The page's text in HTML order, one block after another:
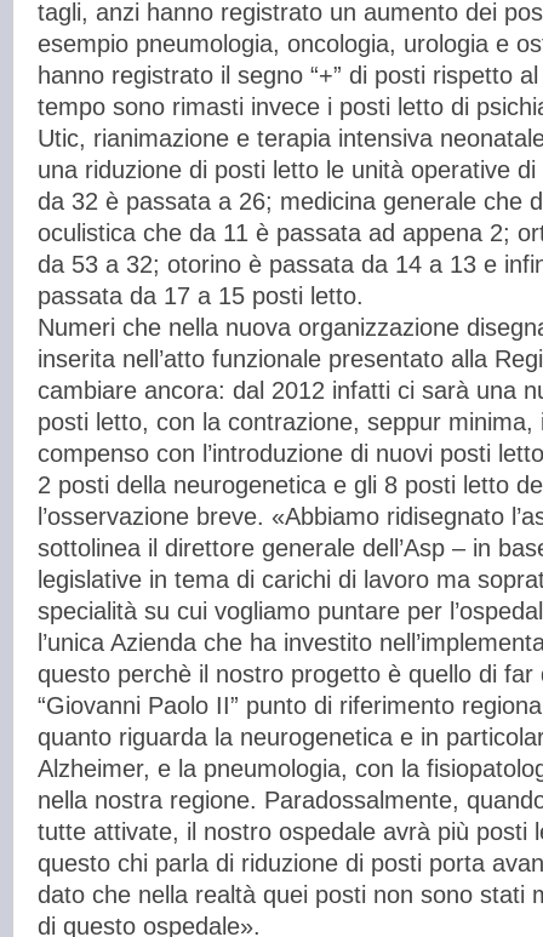
tagli, anzi hanno registrato un aumento dei
esempio pneumologia, oncologia, urologia e
hanno registrato il segno “+” di posti rispetto
tempo sono rimasti invece i posti letto di
Utic, rianimazione e terapia intensiva
una riduzione di posti letto le unità operative
da 32 è passata a 26; medicina generale che
oculistica che da 11 è passata ad appena 2;
da 53 a 32; otorino è passata da 14 a 13 e
passata da 17 a 15 posti letto.
Numeri che nella nuova organizzazione
inserita nell’atto funzionale presentato alla
cambiare ancora: dal 2012 infatti ci sarà una
posti letto, con la contrazione, seppur minima,
compenso con l’introduzione di nuovi posti
2 posti della neurogenetica e gli 8 posti letto
l’osservazione breve. «Abbiamo ridisegnato
sottolinea il direttore generale dell’Asp – in
legislative in tema di carichi di lavoro ma
specialità su cui vogliamo puntare per
l’unica Azienda che ha investito
questo perchè il nostro progetto è quello di far
“Giovanni Paolo II” punto di riferimento
quanto riguarda la neurogenetica e in
Alzheimer, e la pneumologia, con la
nella nostra regione. Paradossalmente,
tutte attivate, il nostro ospedale avrà più posti
questo chi parla di riduzione di posti porta
dato che nella realtà quei posti non sono stati
di questo ospedale».